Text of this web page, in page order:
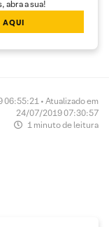
abra a sua!
AQUI
• Atualizado em
24/07/2019 07:30:57
1 minuto de leitura